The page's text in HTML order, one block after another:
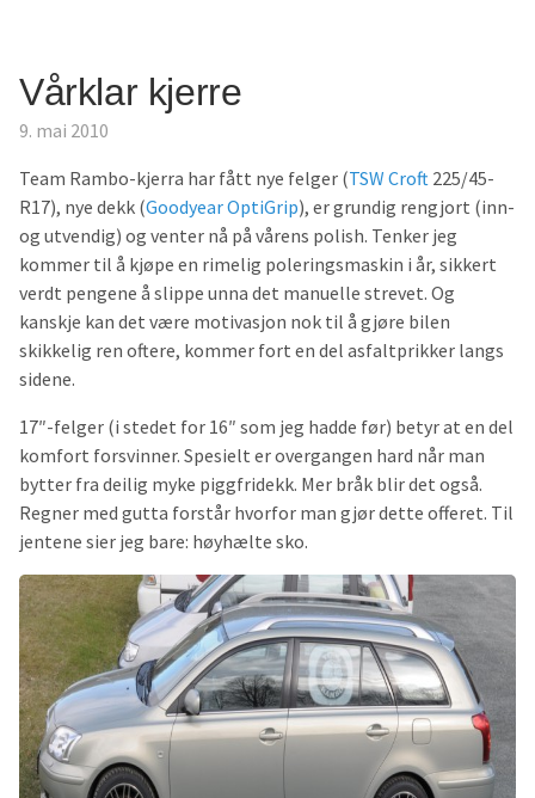
Vårklar kjerre
9. mai 2010
Team Rambo-kjerra har fått nye felger (TSW Croft 225/45-
R17), nye dekk (Goodyear OptiGrip), er grundig rengjort (inn-
og utvendig) og venter nå på vårens polish. Tenker jeg
kommer til å kjøpe en rimelig poleringsmaskin i år, sikkert
verdt pengene å slippe unna det manuelle strevet. Og
kanskje kan det være motivasjon nok til å gjøre bilen
skikkelig ren oftere, kommer fort en del asfaltprikker langs
sidene.
17″-felger (i stedet for 16″ som jeg hadde før) betyr at en del
komfort forsvinner. Spesielt er overgangen hard når man
bytter fra deilig myke piggfridekk. Mer bråk blir det også.
Regner med gutta forstår hvorfor man gjør dette offeret. Til
jentene sier jeg bare: høyhælte sko.